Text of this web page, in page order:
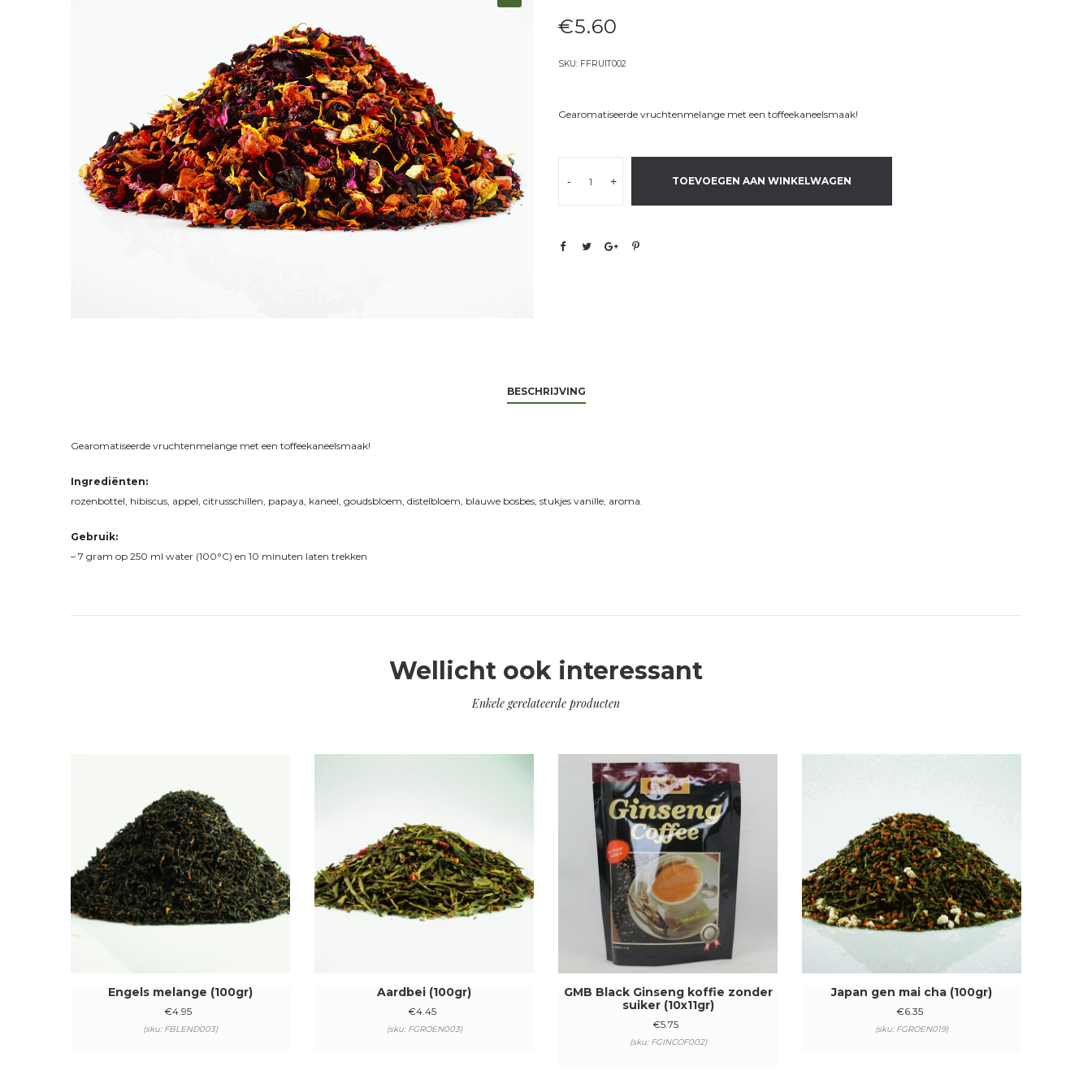
€5.60
SKU: FFRUIT002
Gearomatiseerde vruchtenmelange met een toffeekaneelsmaak!
- + TOEVOEGEN AAN WINKELWAGEN
BESCHRIJVING
Gearomatiseerde vruchtenmelange met een toffeekaneelsmaak!
Ingrediënten:
rozenbottel, hibiscus, appel, citrusschillen, papaya, kaneel, goudsbloem, distelbloem, blauwe bosbes, stukjes vanille, aroma.
Gebruik:
– 7 gram op 250 ml water (100°C) en 10 minuten laten trekken
Wellicht ook interessant
Enkele gerelateerde producten
Engels melange (100gr)
€4.95
(sku: FBLEND003)
Aardbei (100gr)
€4.45
(sku: FGROEN003)
GMB Black Ginseng koffie zonder
suiker (10x11gr)
€5.75
(sku: FGINCOF002)
Japan gen mai cha (100gr)
€6.35
(sku: FGROEN019)